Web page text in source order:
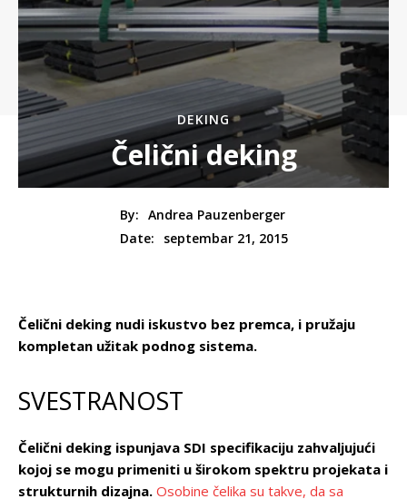
DEKING
Čelični deking
By: Andrea Pauzenberger
Date:
septembar 21, 2015
Čelični deking nudi iskustvo bez premca, i pružaju
kompletan užitak podnog sistema.
SVESTRANOST
Čelični deking ispunjava SDI specifikaciju zahvaljujući
kojoj se mogu primeniti u širokom spektru projekata i
strukturnih dizajna. Osobine čelika su takve, da sa